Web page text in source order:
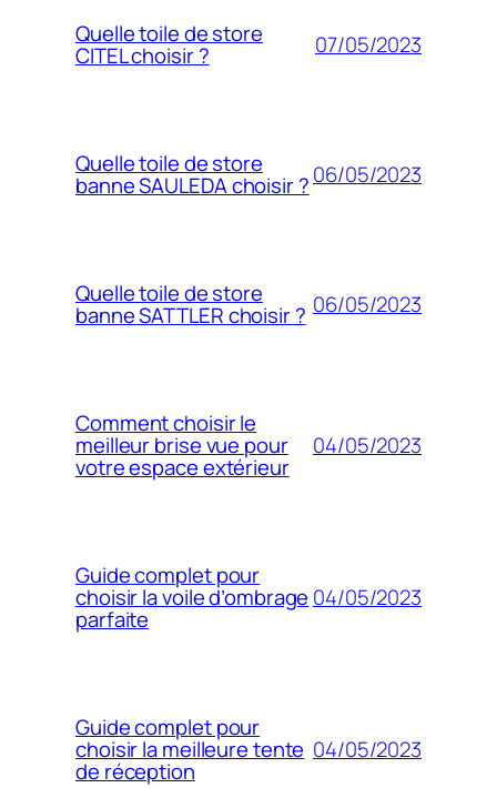
Quelle toile de store
CITEL choisir ? 07/05/2023
Quelle toile de store
banne SAULEDA choisir ?06/05/2023
Quelle toile de store
banne SATTLER choisir ? 06/05/2023
Comment choisir le
meilleur brise vue pour
votre espace extérieur
04/05/2023
Guide complet pour
choisir la voile d’ombrage
parfaite
04/05/2023
Guide complet pour
choisir la meilleure tente
de réception
04/05/2023